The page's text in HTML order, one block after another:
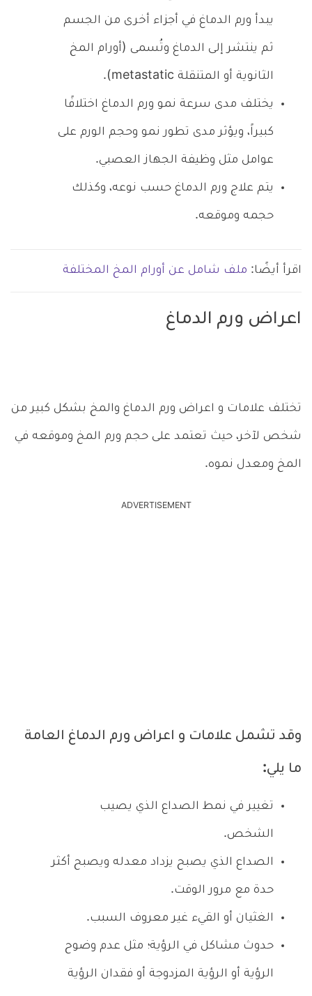
يبدأ ورم الدماغ في أجزاء أخرى من الجسم
ثم ينتشر إلى الدماغ وتُسمى (أورام المخ
الثانوية أو المتنقلة metastatic).
يختلف مدى سرعة نمو ورم الدماغ اختلافًا
كبيراً، ويؤثر مدى تطور نمو وحجم الورم على
عوامل مثل وظيفة الجهاز العصبي.
يتم علاج ورم الدماغ حسب نوعه، وكذلك
حجمه وموقعه.
اقرأ أيضًا: ملف شامل عن أورام المخ المختلفة
اعراض ورم الدماغ
تختلف علامات و اعراض ورم الدماغ والمخ بشكل كبير من
شخص لآخر، حيث تعتمد على حجم ورم المخ وموقعه في
المخ ومعدل نموه.
ADVERTISEMENT
وقد تشمل علامات و اعراض ورم الدماغ العامة
ما يلي:
تغيير في نمط الصداع الذي يصيب
الشخص.
الصداع الذي يصبح يزداد معدله ويصبح أكثر
حدة مع مرور الوقت.
الغثيان أو القيء غير معروف السبب.
حدوث مشاكل في الرؤية؛ مثل عدم وضوح
الرؤية أو الرؤية المزدوجة أو فقدان الرؤية